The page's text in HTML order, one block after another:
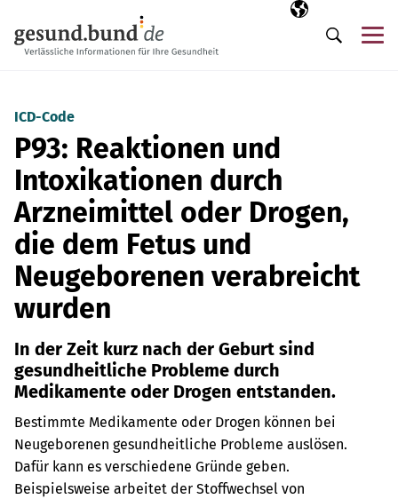
Ausgewählte
DE
Suche
ICD-Code
P93: Reaktionen und
Intoxikationen durch
Arzneimittel oder Drogen,
die dem Fetus und
Neugeborenen verabreicht
wurden
In der Zeit kurz nach der Geburt sind
gesundheitliche Probleme durch
Medikamente oder Drogen entstanden.
Bestimmte Medikamente oder Drogen können bei
Neugeborenen gesundheitliche Probleme auslösen.
Dafür kann es verschiedene Gründe geben.
Beispielsweise arbeitet der Stoffwechsel von